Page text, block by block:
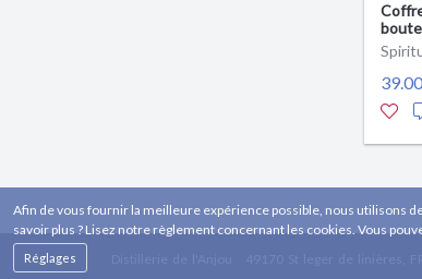
Afin de vous fournir la meilleure expérience possible, nous utilisons
savoir plus ? Lisez notre règlement concernant les cookies. Vous
Réglages